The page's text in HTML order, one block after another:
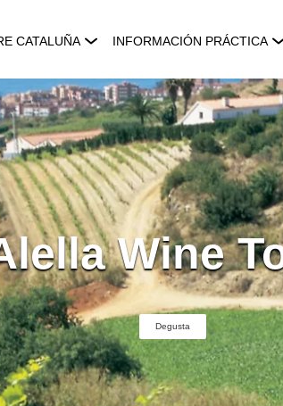
CATALUÑA INFORMACIÓN PRÁCTICA
Wine
Degusta